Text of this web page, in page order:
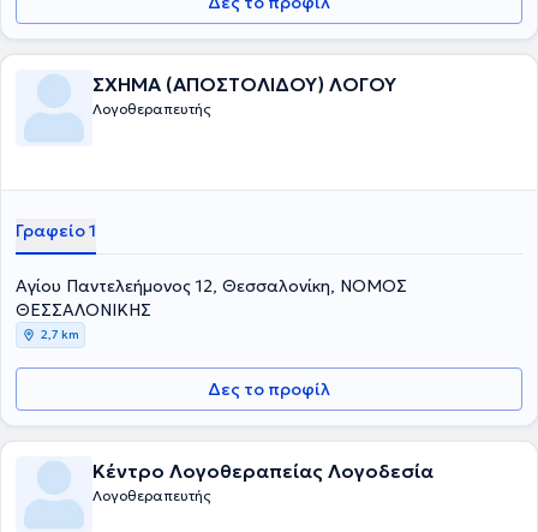
ΣΧΗΜΑ (ΑΠΟΣΤΟΛΙΔΟΥ) ΛΟΓΟΥ
Λογοθεραπευτής
Γραφείο 1
Αγίου Παντελεήμονος 12, Θεσσαλονίκη, ΝΟΜΟΣ
ΘΕΣΣΑΛΟΝΙΚΗΣ
2,7 km
Δες το προφίλ
Κέντρο Λογοθεραπείας Λογοδεσία
Λογοθεραπευτής